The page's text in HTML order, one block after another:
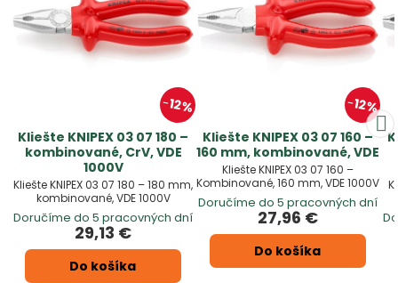
12%
Kliešte KNIPEX 03 07 180 –
kombinované, CrV, VDE
1000V
Kliešte KNIPEX 03 07 180 – 180 mm,
kombinované, VDE 1000V
Doručíme do 5 pracovných dní
29,13 €
Do košíka
12%
Kliešte KNIPEX 03 07 160 –
160 mm, kombinované, VDE
Kliešte KNIPEX 03 07 160 –
Kombinované, 160 mm, VDE 1000V
Doručíme do 5 pracovných dní
27,96 €
Do košíka